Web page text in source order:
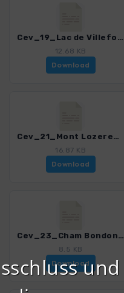
Cev_19_Lac de Villefort_4323_4.gpx
12.68 KB
Download
Cev_21_Mont Lozere_4323_4.gpx
16.87 KB
Download
Cev_23_Cham Bondons_4323_4.gpx
8.5 KB
Downloadund